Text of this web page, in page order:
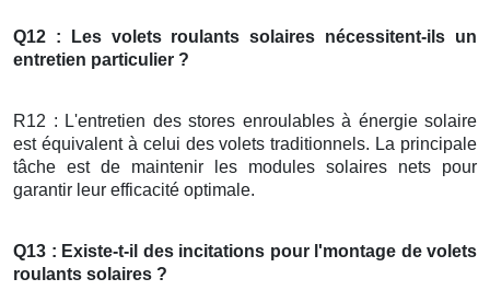
Q12 : Les volets roulants solaires nécessitent-ils un
entretien particulier ?
R12 : L'entretien des stores enroulables à énergie solaire
est équivalent à celui des volets traditionnels. La principale
tâche est de maintenir les modules solaires nets pour
garantir leur efficacité optimale.
Q13 : Existe-t-il des incitations pour l'montage de volets
roulants solaires ?